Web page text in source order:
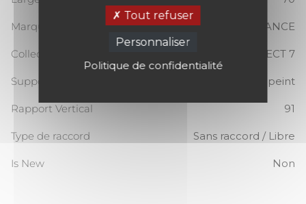
Marque CASAMANCE
Collection SELECT 7
Support Papier peint
Rapport Vertical 91
Type de raccord Sans raccord / Libre
Is New Non
Tout refuser
Personnaliser
Politique de confidentialité